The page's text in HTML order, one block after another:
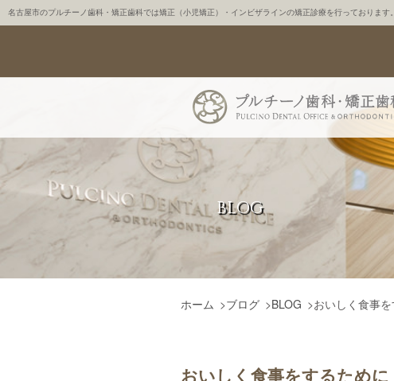
名古屋市のプルチーノ歯科・矯正歯科では矯正（小児矯正）・インビザラインの矯正診療を行っております。
BLOG
ホーム >ブログ >BLOG >おいしく食事